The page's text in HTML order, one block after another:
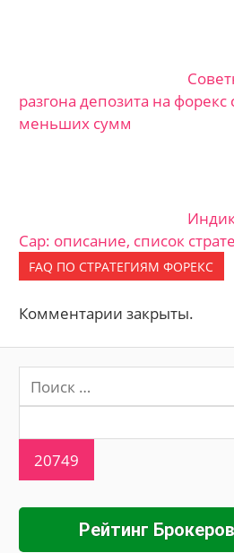
разгона депозита на форекс
меньших сумм
Сар: описание, список
FAQ ПО СТРАТЕГИЯМ ФОРЕКС
Комментарии закрыты.
Рейтинг